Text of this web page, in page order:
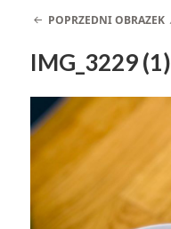
POPRZEDNI OBRAZEK
IMG_3229 (1)